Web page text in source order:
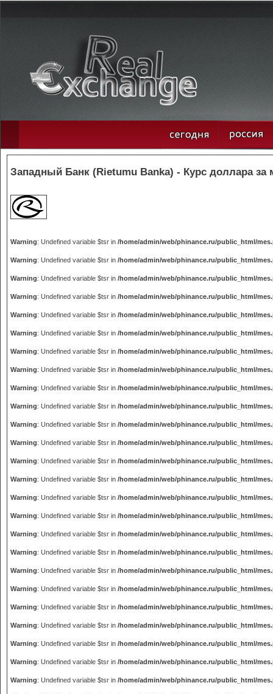
Западный Банк (Rietumu Banka) - Курс доллара за
Warning: Undefined variable $tsr in /home/admin/web/phinance.ru/public_html/
Warning: Undefined variable $tsr in /home/admin/web/phinance.ru/public_html/
Warning: Undefined variable $tsr in /home/admin/web/phinance.ru/public_html/
Warning: Undefined variable $tsr in /home/admin/web/phinance.ru/public_html/
Warning: Undefined variable $tsr in /home/admin/web/phinance.ru/public_html/
Warning: Undefined variable $tsr in /home/admin/web/phinance.ru/public_html/
Warning: Undefined variable $tsr in /home/admin/web/phinance.ru/public_html/
Warning: Undefined variable $tsr in /home/admin/web/phinance.ru/public_html/
Warning: Undefined variable $tsr in /home/admin/web/phinance.ru/public_html/
Warning: Undefined variable $tsr in /home/admin/web/phinance.ru/public_html/
Warning: Undefined variable $tsr in /home/admin/web/phinance.ru/public_html/
Warning: Undefined variable $tsr in /home/admin/web/phinance.ru/public_html/
Warning: Undefined variable $tsr in /home/admin/web/phinance.ru/public_html/
Warning: Undefined variable $tsr in /home/admin/web/phinance.ru/public_html/
Warning: Undefined variable $tsr in /home/admin/web/phinance.ru/public_html/
Warning: Undefined variable $tsr in /home/admin/web/phinance.ru/public_html/
Warning: Undefined variable $tsr in /home/admin/web/phinance.ru/public_html/
Warning: Undefined variable $tsr in /home/admin/web/phinance.ru/public_html/
Warning: Undefined variable $tsr in /home/admin/web/phinance.ru/public_html/
Warning: Undefined variable $tsr in /home/admin/web/phinance.ru/public_html/
Warning: Undefined variable $tsr in /home/admin/web/phinance.ru/public_html/
Warning: Undefined variable $tsr in /home/admin/web/phinance.ru/public_html/
Warning: Undefined variable $tsr in /home/admin/web/phinance.ru/public_html/
Warning: Undefined variable $tsr in /home/admin/web/phinance.ru/public_html/
Warning: Undefined variable $tsr in /home/admin/web/phinance.ru/public_html/